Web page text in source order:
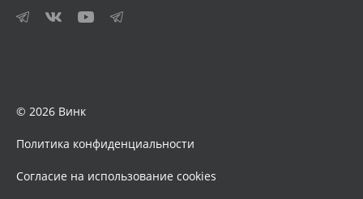
© 2026 Винк
Политика конфиденциальности
Согласие на использование cookies